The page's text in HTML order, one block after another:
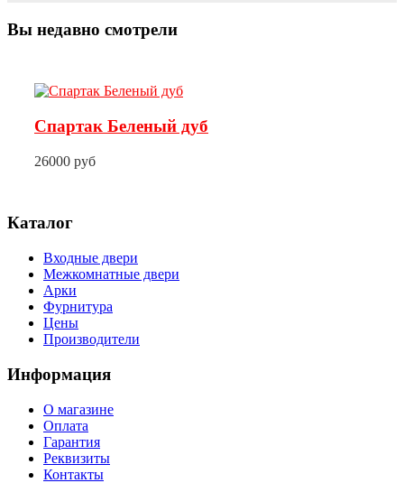
Вы недавно смотрели
Спартак Беленый дуб
26000 руб
Каталог
Входные двери
Межкомнатные двери
Арки
Фурнитура
Цены
Производители
Информация
О магазине
Оплата
Гарантия
Реквизиты
Контакты